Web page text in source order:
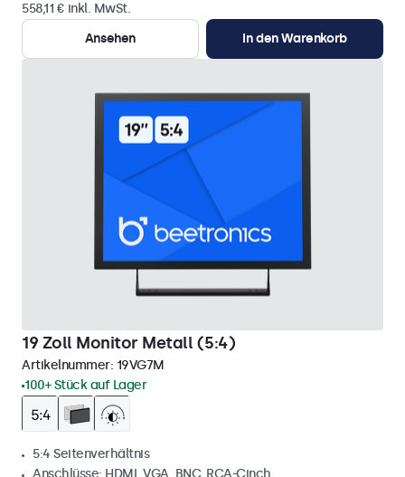
558,11 € inkl. MwSt.
Ansehen
In den Warenkorb
19 Zoll Monitor Metall (5:4)
Artikelnummer: 19VG7M
100+ Stück auf Lager
5:4 Seitenverhältnis
Anschlüsse: HDMI, VGA, BNC, RCA-Cinch